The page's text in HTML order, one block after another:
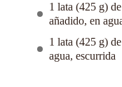
1 lata (425 g)
añadido, en
1 lata (425 g)
agua, escurrida